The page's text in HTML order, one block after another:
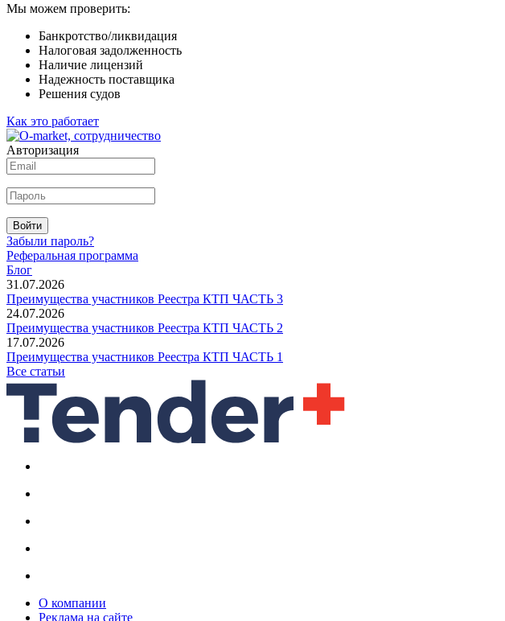
Мы можем проверить:
Банкротство/ликвидация
Налоговая задолженность
Наличие лицензий
Надежность поставщика
Решения судов
Как это работает
Авторизация
Войти
Забыли пароль?
Реферальная программа
Блог
31.07.2026
Преимущества участников Реестра КТП ЧАСТЬ 3
24.07.2026
Преимущества участников Реестра КТП ЧАСТЬ 2
17.07.2026
Преимущества участников Реестра КТП ЧАСТЬ 1
Все статьи
О компании
Реклама на сайте